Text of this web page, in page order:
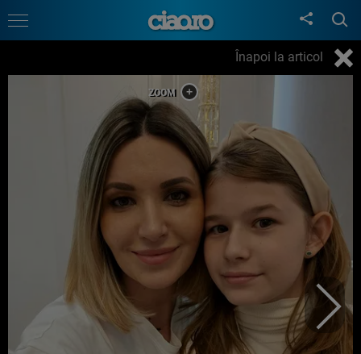
Înapoi la articol